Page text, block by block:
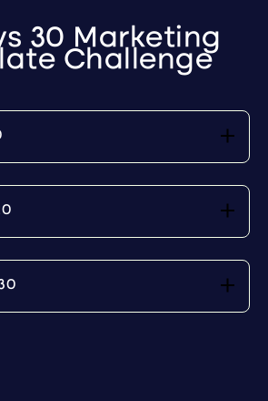
30 Marketing
Challenge